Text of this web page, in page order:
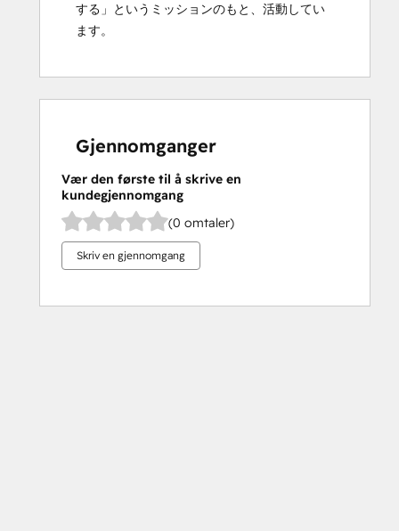
する」というミッションのもと、活動してい
ます。
Gjennomganger
Vær den første til å skrive en
kundegjennomgang
(0 omtaler)
Skriv en gjennomgang